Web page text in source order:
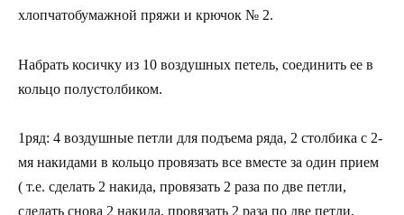
хлопчатобумажной пряжи и крючок № 2.
Набрать косичку из 10 воздушных петель, соединить ее в
кольцо полустолбиком.
1ряд: 4 воздушные петли для подъема ряда, 2 столбика с 2-
мя накидами в кольцо провязать все вместе за один прием
( т.е. сделать 2 накида, провязать 2 раза по две петли,
сделать снова 2 накида, провязать 2 раза по две петли,